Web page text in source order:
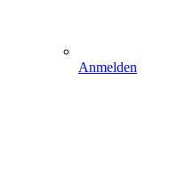
Anmelden